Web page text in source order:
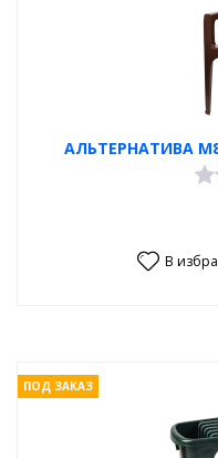
АЛЬТЕРНАТИВА
В
ПОД ЗАКАЗ